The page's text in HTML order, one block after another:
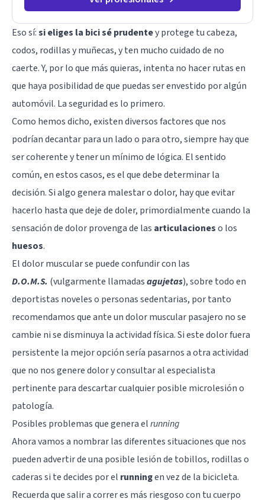
Eso sí:si eliges la bici sé prudentey protege tu cabeza,
codos, rodillas y muñecas, y ten mucho cuidado de no
caerte. Y, por lo que más quieras, intenta no hacer rutas en
que haya posibilidad de que puedas ser envestido por algún
automóvil. La seguridad es lo primero.
Como hemos dicho, existen diversos factores que nos
podrían decantar para un lado o para otro, siempre hay que
ser coherente y tener un mínimo de lógica. El sentido
común, en estos casos, es el que debe determinar la
decisión. Si algo genera malestar o dolor, hay que evitar
hacerlo hasta que deje de doler, primordialmente cuando la
sensación de dolor provenga de las articulacioneso los
huesos.
El dolor muscular se puede confundir con las
D.O.M.S. (vulgarmente llamadasagujetas), sobre todo en
deportistas noveles o personas sedentarias, por tanto
recomendamos que ante un dolor muscular pasajero no se
cambie ni se disminuya la actividad física. Si este dolor fuera
persistente la mejor opción sería pasarnos a otra actividad
que no nos genere dolor y consultar al especialista
pertinente para descartar cualquier posible microlesión o
patología.
Posibles problemas que genera elrunning
Ahora vamos a nombrar las diferentes situaciones que nos
pueden advertir de una posible lesión de tobillos, rodillas o
caderas si te decides por el runningen vez de la bicicleta.
Recuerda que salir a correr es más riesgoso con tu cuerpo